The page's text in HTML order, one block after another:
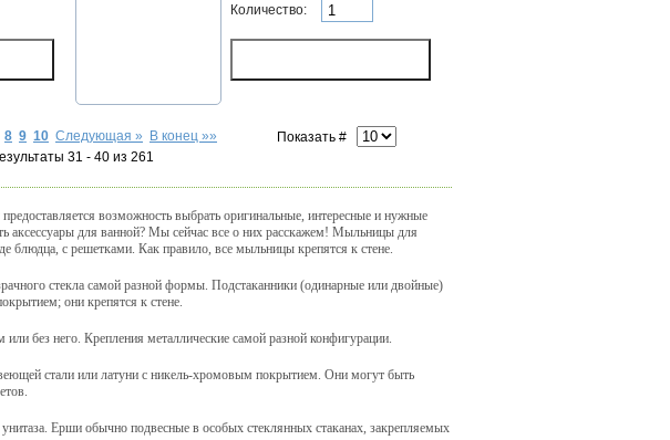
Количество:
8 9 10 Следующая » В конец »»
Показать #
31 - 40 из 261
возможность выбрать оригинальные, интересные и нужные
аксессуары для ванной? Мы сейчас все о них расскажем! Мыльницы для
блюдца, с решетками. Как правило, все мыльницы крепятся к стене.
стекла самой разной формы. Подстаканники (одинарные или двойные)
они крепятся к стене.
без него. Крепления металлические самой разной конфигурации.
стали или латуни с никель-хромовым покрытием. Они могут быть
Ерши обычно подвесные в особых стеклянных стаканах, закрепляемых